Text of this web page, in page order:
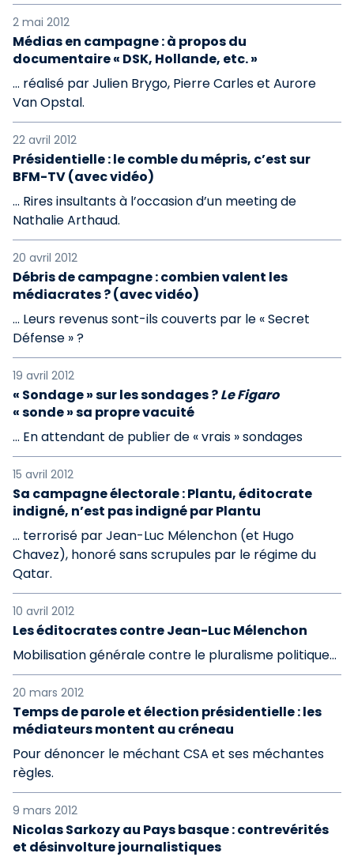
2 mai 2012
Médias en campagne : à propos du
documentaire « DSK, Hollande, etc. »
… réalisé par Julien Brygo, Pierre Carles et Aurore
Van Opstal.
22 avril 2012
Présidentielle : le comble du mépris, c’est sur
BFM-TV (avec vidéo)
… Rires insultants à l’occasion d’un meeting de
Nathalie Arthaud.
20 avril 2012
Débris de campagne : combien valent les
médiacrates ? (avec vidéo)
… Leurs revenus sont-ils couverts par le « Secret
Défense » ?
19 avril 2012
« Sondage » sur les sondages ?Le Figaro
« sonde » sa propre vacuité
… En attendant de publier de « vrais » sondages
15 avril 2012
Sa campagne électorale : Plantu, éditocrate
indigné, n’est pas indigné par Plantu
… terrorisé par Jean-Luc Mélenchon (et Hugo
Chavez), honoré sans scrupules par le régime du
Qatar.
10 avril 2012
Les éditocrates contre Jean-Luc Mélenchon
Mobilisation générale contre le pluralisme politique…
20 mars 2012
Temps de parole et élection présidentielle : les
médiateurs montent au créneau
Pour dénoncer le méchant CSA et ses méchantes
règles.
9 mars 2012
Nicolas Sarkozy au Pays basque : contrevérités
et désinvolture journalistiques